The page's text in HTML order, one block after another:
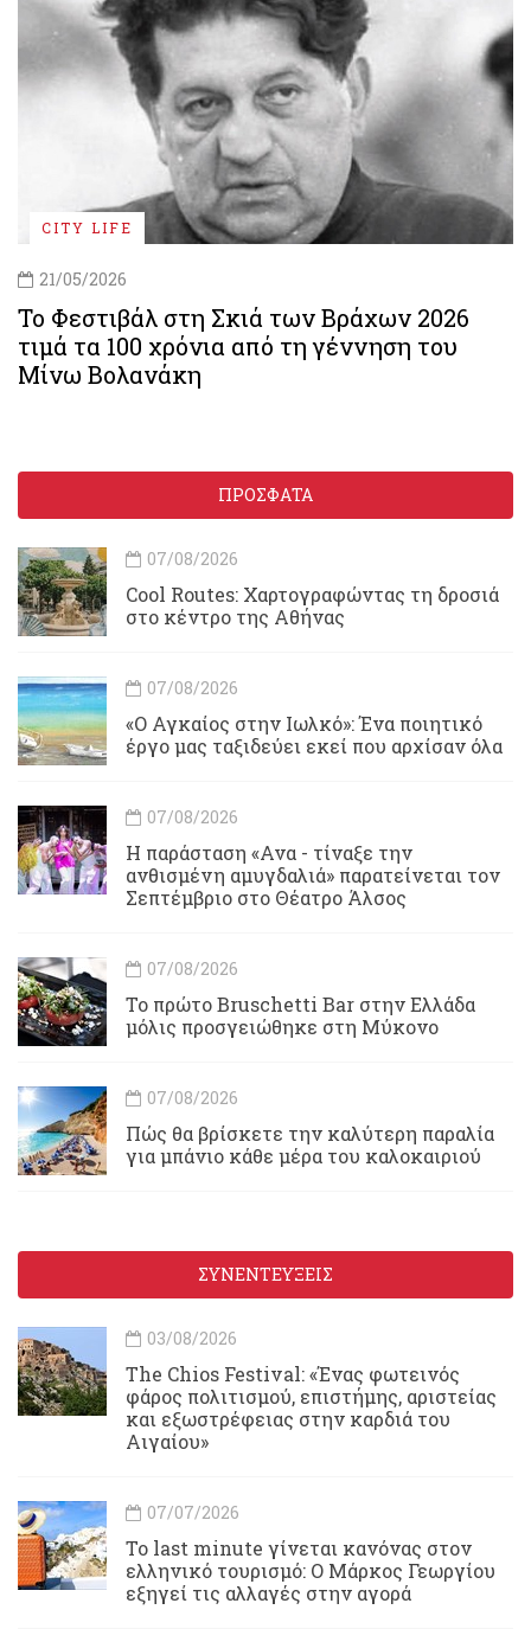
CITY LIFE
21/05/2026
Το Φεστιβάλ στη Σκιά των Βράχων 2026
τιμά τα 100 χρόνια από τη γέννηση του
Μίνω Βολανάκη
ΠΡΟΣΦΑΤΑ
07/08/2026
Cool Routes: Χαρτογραφώντας τη δροσιά
στο κέντρο της Αθήνας
07/08/2026
«Ο Αγκαίος στην Ιωλκό»: Ένα ποιητικό
έργο μας ταξιδεύει εκεί που αρχίσαν όλα
07/08/2026
Η παράσταση «Ανα - τίναξε την
ανθισμένη αμυγδαλιά» παρατείνεται τον
Σεπτέμβριο στο Θέατρο Άλσος
07/08/2026
Το πρώτο Bruschetti Bar στην Ελλάδα
μόλις προσγειώθηκε στη Μύκονο
07/08/2026
Πώς θα βρίσκετε την καλύτερη παραλία
για μπάνιο κάθε μέρα του καλοκαιριού
ΣΥΝΕΝΤΕΥΞΕΙΣ
03/08/2026
Τhe Chios Festival: «Ένας φωτεινός
φάρος πολιτισμού, επιστήμης, αριστείας
και εξωστρέφειας στην καρδιά του
Αιγαίου»
07/07/2026
Το last minute γίνεται κανόνας στον
ελληνικό τουρισμό: Ο Μάρκος Γεωργίου
εξηγεί τις αλλαγές στην αγορά